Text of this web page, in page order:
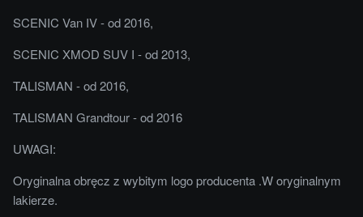
SCENIC Van IV - od 2016,
SCENIC XMOD SUV I - od 2013,
TALISMAN - od 2016,
TALISMAN Grandtour - od 2016
UWAGI:
Oryginalna obręcz z wybitym logo producenta .W oryginalnym
lakierze.